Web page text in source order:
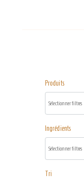
Produits
Ingrédients
Tri